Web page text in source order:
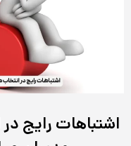
اشتباهات رایج در